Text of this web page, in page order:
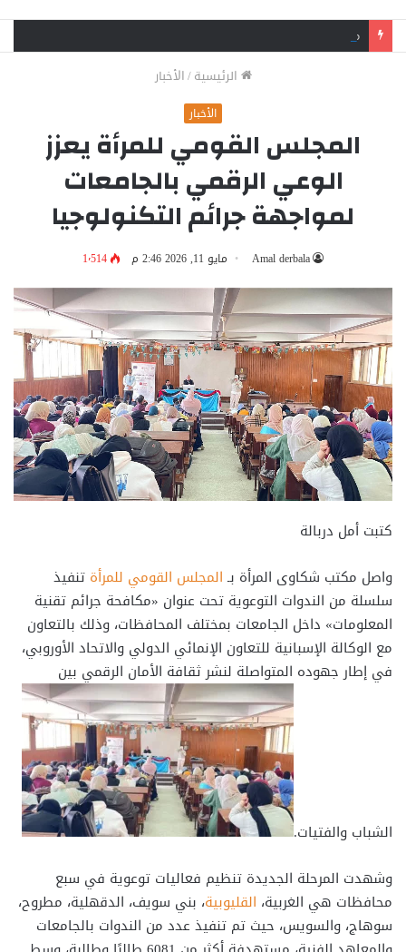
الرئيسية/الأخبار
الأخبار
المجلس القومي للمرأة يعزز
الوعي الرقمي بالجامعات
لمواجهة جرائم التكنولوجيا
Amal derbala مايو 11, 2026 2:46 م 1٬514
كتبت أمل دربالة
واصل مكتب شكاوى المرأة بـالمجلس القومي للمرأة تنفيذ
سلسلة من الندوات التوعوية تحت عنوان «مكافحة جرائم تقنية
المعلومات» داخل الجامعات بمختلف المحافظات، وذلك بالتعاون
مع الوكالة الإسبانية للتعاون الإنمائي الدولي والاتحاد الأوروبي،
في إطار جهوده المتواصلة لنشر ثقافة الأمان الرقمي بين
الشباب والفتيات.
وشهدت المرحلة الجديدة تنظيم فعاليات توعوية في سبع
محافظات هي الغربية، القليوبية، بني سويف، الدقهلية، مطروح،
سوهاج، والسويس، حيث تم تنفيذ عدد من الندوات بالجامعات